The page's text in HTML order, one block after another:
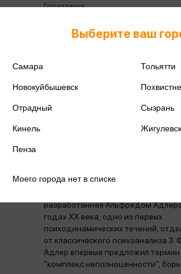
Год издания
Количество страниц
Индивидуальная психология –
разработанная Альфредом
годах XX века, одно из первых
психодинамических течений,
от классического психоанализа З.
Адлер впервые предложил термин
"комплекс неполноценности",
Выберите ваш
Самара Тольятти
Новокуйбышевск
Отрадный Сызрань
Кинель Жигулевск
Пенза
Моего города нет в списке